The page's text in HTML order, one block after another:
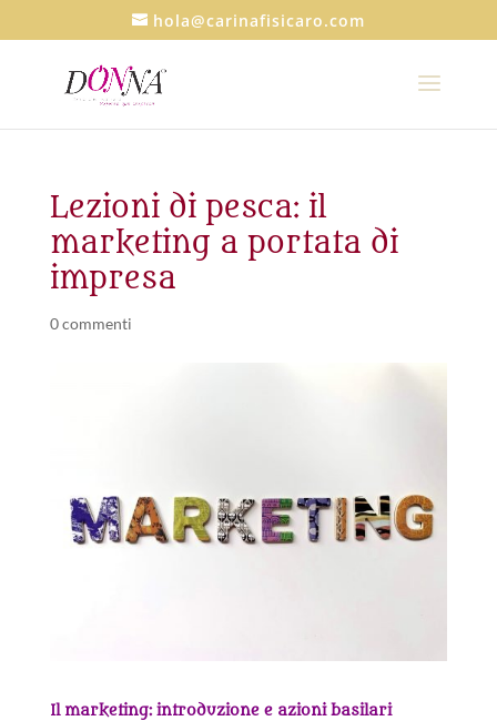
hola@carinafisicaro.com
Lezioni di pesca: il
marketing a portata di
impresa
0 commenti
Il marketing: introduzione e azioni basilari